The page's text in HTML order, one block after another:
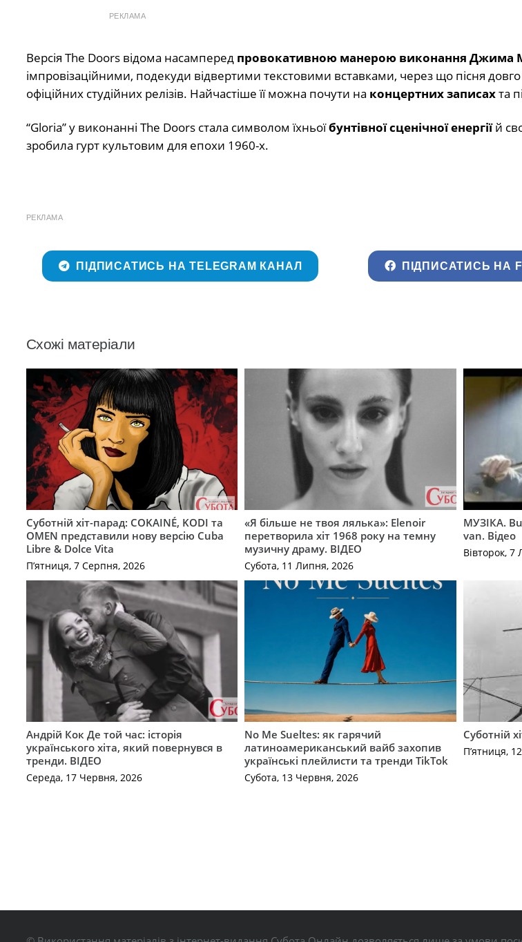
РЕКЛАМА
Версія The Doors відома насамперед провокативною манерою виконання Джима
імпровізаційними, подекуди відвертими текстовими вставками, через що пісня
офіційних студійних релізів. Найчастіше її можна почути на концертних записахта
“Gloria” у виконанні The Doors стала символом їхньоїбунтівної сценічної енергіїй
зробила гурт культовим для епохи 1960-х.
РЕКЛАМА
ПІДПИСАТИСЬ НА TELEGRAM КАНАЛ ПІДПИСАТИСЬ НА
Схожі матеріали
Суботній хіт-парад: COKAINÉ, KODI та
OMEN представили нову версію Cuba
Libre & Dolce Vita
П’ятниця, 7 Серпня, 2026
«Я більше не твоя лялька»: Elenoir
перетворила хіт 1968 року на темну
музичну драму. ВІДЕО
Субота, 11 Липня, 2026
МУЗІКА.
van. Відео
Вівторок, 7
Андрій Кок Де той час: історія
українського хіта, який повернувся в
тренди. ВІДЕО
Середа, 17 Червня, 2026
No Me Sueltes: як гарячий
латиноамериканський вайб захопив
українські плейлисти та тренди TikTok
Субота, 13 Червня, 2026
Суботній
П’ятниця,